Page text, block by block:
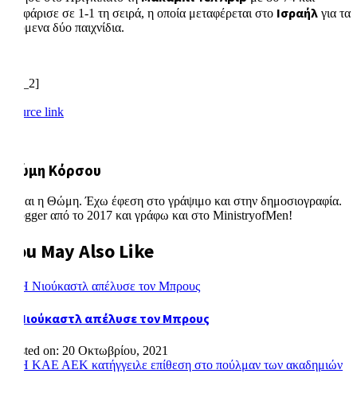
ισοφάρισε σε 1-1 τη σειρά, η οποία μεταφέρεται στο Ισραήλ για τα
επόμενα δύο παιχνίδια.
[ad_2]
Source link
Θώμη Κόρσου
Είμαι η Θώμη. Έχω έφεση στο γράψιμο και στην δημοσιογραφία.
Blogger από το 2017 και γράφω και στο MinistryofMen!
You May Also Like
Η Νιούκαστλ απέλυσε τον Μπρους
Posted on: 20 Οκτωβρίου, 2021